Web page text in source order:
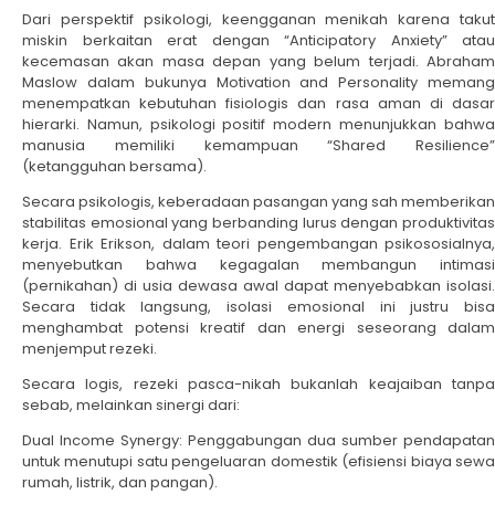
Dari perspektif psikologi, keengganan menikah karena takut
miskin berkaitan erat dengan “Anticipatory Anxiety” atau
kecemasan akan masa depan yang belum terjadi. Abraham
Maslow dalam bukunya Motivation and Personality memang
menempatkan kebutuhan fisiologis dan rasa aman di dasar
hierarki. Namun, psikologi positif modern menunjukkan bahwa
manusia memiliki kemampuan “Shared Resilience”
(ketangguhan bersama).
Secara psikologis, keberadaan pasangan yang sah memberikan
stabilitas emosional yang berbanding lurus dengan produktivitas
kerja. Erik Erikson, dalam teori pengembangan psikososialnya,
menyebutkan bahwa kegagalan membangun intimasi
(pernikahan) di usia dewasa awal dapat menyebabkan isolasi.
Secara tidak langsung, isolasi emosional ini justru bisa
menghambat potensi kreatif dan energi seseorang dalam
menjemput rezeki.
Secara logis, rezeki pasca-nikah bukanlah keajaiban tanpa
sebab, melainkan sinergi dari:
Dual Income Synergy: Penggabungan dua sumber pendapatan
untuk menutupi satu pengeluaran domestik (efisiensi biaya sewa
rumah, listrik, dan pangan).